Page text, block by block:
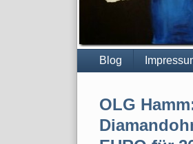
Blog
OLG